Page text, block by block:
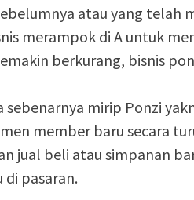
atau yang telah
merampok di A untuk
berkurang, bisnis
sebenarnya mirip Ponzi
member baru secara
jual beli atau simpanan
pasaran.